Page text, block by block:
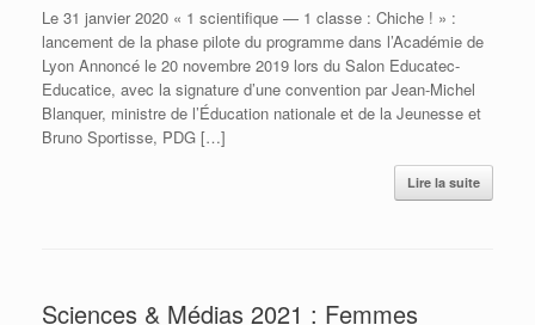
Le 31 janvier 2020 « 1 scientifique — 1 classe : Chiche ! » :
lancement de la phase pilote du programme dans l’Académie de
Lyon Annoncé le 20 novembre 2019 lors du Salon Educatec-
Educatice, avec la signature d’une convention par Jean-Michel
Blanquer, ministre de l’Éducation nationale et de la Jeunesse et
Bruno Sportisse, PDG […]
Lire la suite
Sciences & Médias 2021 : Femmes